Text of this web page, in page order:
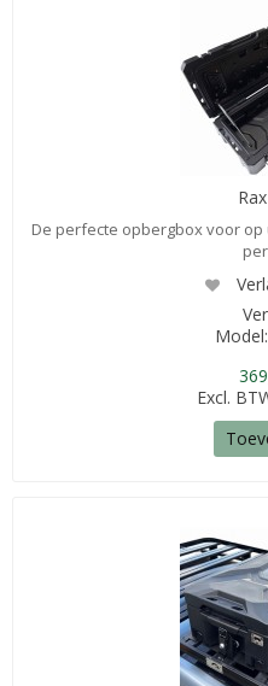
De perfecte opbergbox voor
Excl.